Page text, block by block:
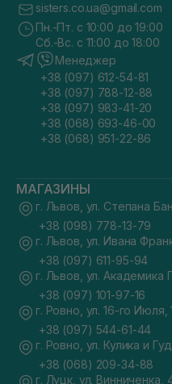
sisters.co.ua@gmail.com
Пн.-Пт. с 10:00 до 19:00
Сб.-Вс. с 11:00 до 18:00
Менеджер
+38 (097) 612-54-81
+38 (097) 788-12-88
+38 (097) 983-41-20
+38 (068) 693-46-00
+38 (068) 951-22-86
МАГАЗИНЫ
г. Львов, ул. Степана
+38 (098) 778-13-79
г. Львов, ул. Ивана
+38 (097) 611-95-94
г. Львов, ул. Академика
+38 (097) 101-97-16
г. Ровно, ул. 16-го Июля,
+38 (097) 544-61-44
г. Ровно, ул. Кулика и
+38 (068) 209-34-88
г. Луцк, ул. Винниченка,